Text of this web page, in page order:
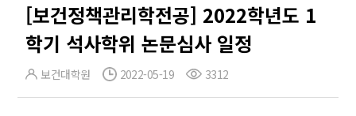
[보건정책관리학전공] 2022학년도 1
학기 석사학위 논문심사 일정
보건대학원 2022-05-19 3312